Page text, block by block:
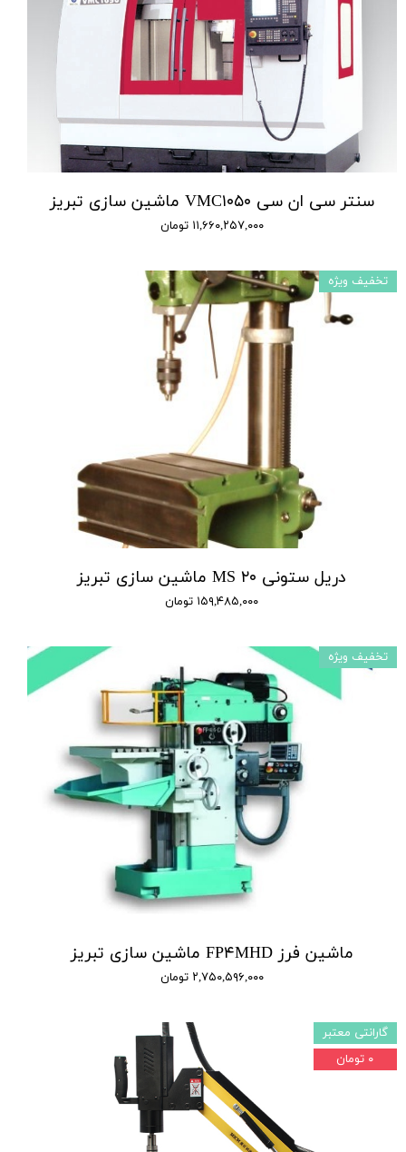
سنتر سی ان سی VMC۱۰۵۰ ماشین سازی تبریز
۱۱,۶۶۰,۲۵۷,۰۰۰ تومان
دریل ستونی MS ۲۰ ماشین سازی تبریز
۱۵۹,۴۸۵,۰۰۰ تومان
تخفیف ویژه
ماشین فرز FP۴MHD ماشین سازی تبریز
۲,۷۵۰,۵۹۶,۰۰۰ تومان
تخفیف ویژه
گارانتی معتبر
۰ تومان